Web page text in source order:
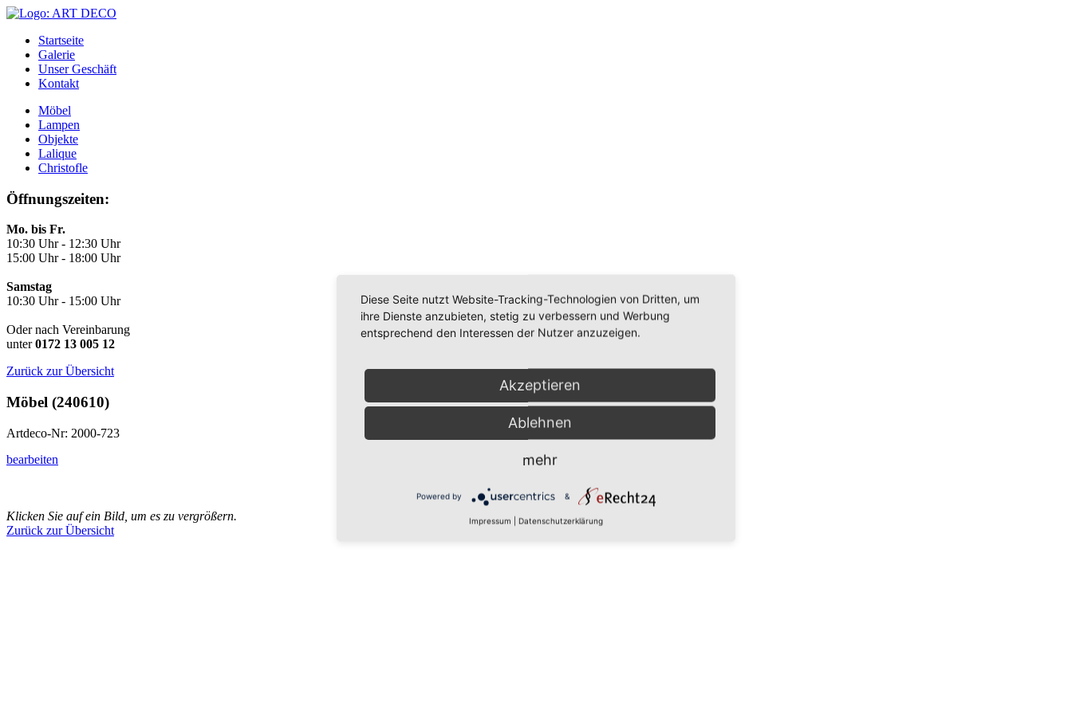
Startseite
Galerie
Unser Geschäft
Kontakt
Möbel
Lampen
Objekte
Lalique
Christofle
Öffnungszeiten:
Mo. bis Fr.
10:30 Uhr - 12:30 Uhr
15:00 Uhr - 18:00 Uhr
Samstag
10:30 Uhr - 15:00 Uhr
Oder nach Vereinbarung
unter0172 13 005 12
Zurück zur Übersicht
Möbel (240610)
Artdeco-Nr: 2000-723
bearbeiten
Klicken Sie auf ein Bild, um es zu vergrößern.
Zurück zur Übersicht
Impressum|Datenschutz
Diese Seite nutzt Website-Tracking-Technologien von Dritten, um
ihre Dienste anzubieten, stetig zu verbessern und Werbung
entsprechend den Interessen der Nutzer anzuzeigen.
Akzeptieren
Ablehnen
mehr
Powered by &
Impressum Datenschutzerklärung